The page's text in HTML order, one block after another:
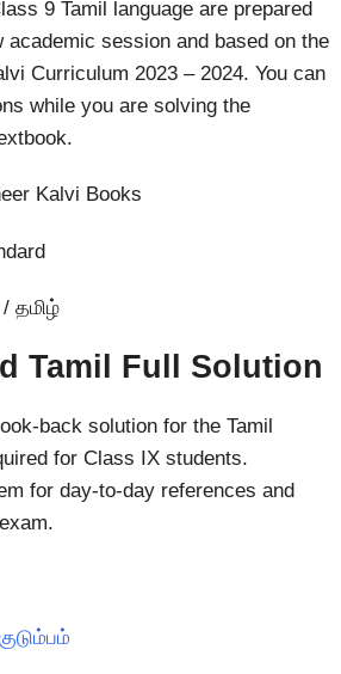
9 Tamil language are prepared
academic session and based on the
Curriculum 2023 – 2024. You can
while you are solving the
Kalvi Books
/ தமிழ்
Tamil Full Solution
back solution for the Tamil
for Class IX students.
for day-to-day references and